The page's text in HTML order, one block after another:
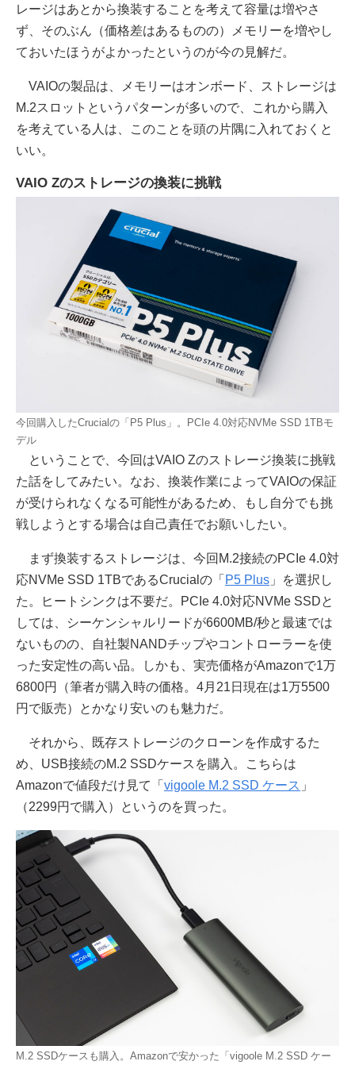
レージはあとから換装することを考えて容量は増やさ
ず、そのぶん（価格差はあるものの）メモリーを増やし
ておいたほうがよかったというのが今の見解だ。
VAIOの製品は、メモリーはオンボード、ストレージは
M.2スロットというパターンが多いので、これから購入
を考えている人は、このことを頭の片隅に入れておくと
いい。
VAIO Zのストレージの換装に挑戦
今回購入したCrucialの「P5 Plus」。PCIe 4.0対応NVMe SSD 1TBモ
デル
ということで、今回はVAIO Zのストレージ換装に挑戦
た話をしてみたい。なお、換装作業によってVAIOの保証
が受けられなくなる可能性があるため、もし自分でも挑
戦しようとする場合は自己責任でお願いしたい。
まず換装するストレージは、今回M.2接続のPCIe 4.0対
応NVMe SSD 1TBであるCrucialの「 P5 Plus 」を選択し
た。ヒートシンクは不要だ。PCIe 4.0対応NVMe SSDと
しては、シーケンシャルリードが6600MB/秒と最速では
ないものの、自社製NANDチップやコントローラーを使
った安定性の高い品。しかも、実売価格がAmazonで1万
6800円（筆者が購入時の価格。4月21日現在は1万5500
円で販売）とかなり安いのも魅力だ。
それから、既存ストレージのクローンを作成するた
め、USB接続のM.2 SSDケースを購入。こちらは
Amazonで値段だけ見て「 vigoole M.2 SSD ケース 」
（2299円で購入）というのを買った。
M.2 SSDケースも購入。Amazonで安かった「vigoole M.2 SSD ケー